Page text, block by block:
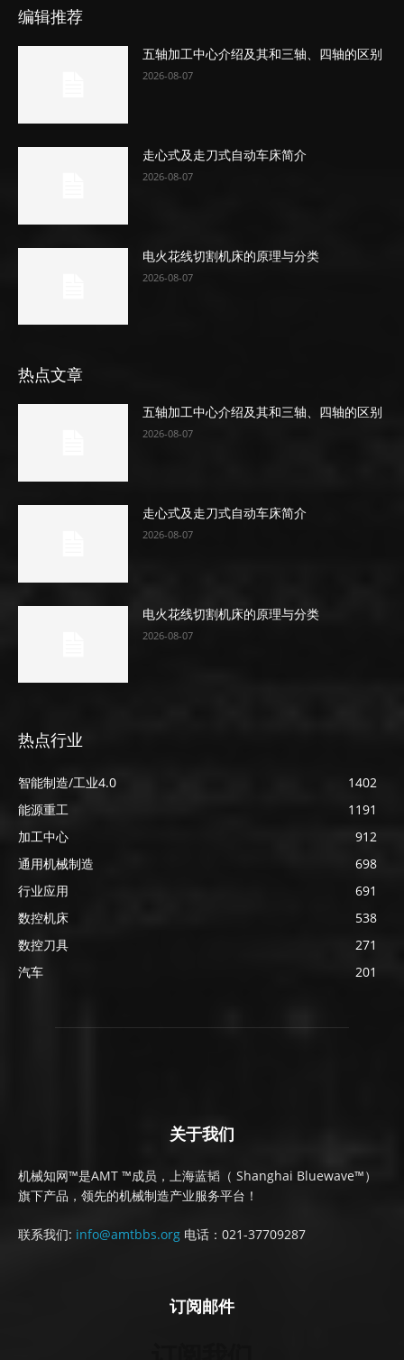
编辑推荐
五轴加工中心介绍及其和三轴、四轴的区别
2026-08-07
走心式及走刀式自动车床简介
2026-08-07
电火花线切割机床的原理与分类
2026-08-07
热点文章
五轴加工中心介绍及其和三轴、四轴的区别
2026-08-07
走心式及走刀式自动车床简介
2026-08-07
电火花线切割机床的原理与分类
2026-08-07
热点行业
智能制造/工业4.0
1402
能源重工
1191
加工中心
912
通用机械制造
698
行业应用
691
数控机床
538
数控刀具
271
汽车
201
关于我们
机械知网™是AMT ™成员，上海蓝韬（ Shanghai Bluewave™）
旗下产品，领先的机械制造产业服务平台！
联系我们: info@amtbbs.org 电话：021-37709287
订阅邮件